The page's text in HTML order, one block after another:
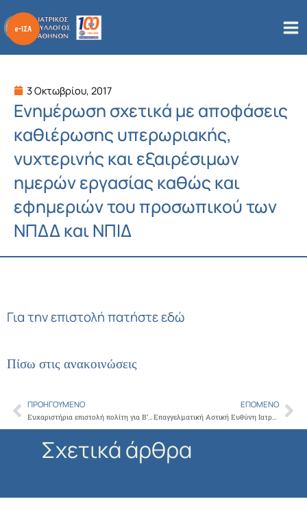
στο
περιεχόμενο
3 Οκτωβρίου, 2017
Ενημέρωση σχετικά με αποφάσεις
καθιέρωσης υπερωριακής,
νυχτερινής και εξαιρέσιμων
ημερών εργασίας καθώς και
εφημεριών του προσωπικού των
ΝΠΔΔ και ΝΠΙΔ
Για την επιστολή πατήστε εδώ
Πίσω στις ανακοινώσεις
Prev
ΠΡΟΗΓΟΎΜΕΝΟ
Ευχαριστήρια επιστολή πολίτη για Β’ Χειρουργικό τμήμα Κοργιαλένειο-Μπενάκειο ΕΕΣ
ΕΠΌΜΕΝΟ
Επαγγελματική Αστική Ευθύνη Ιατρών – Σάββατο 7/10 ώρα 10πμ
Σχετικά άρθρα